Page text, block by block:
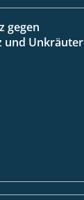
gegen
und Unkräuter